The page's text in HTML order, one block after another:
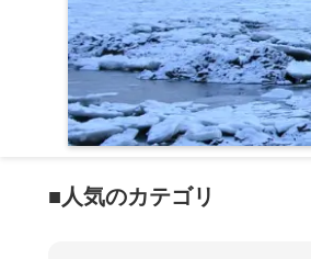
■人気のカテゴリ